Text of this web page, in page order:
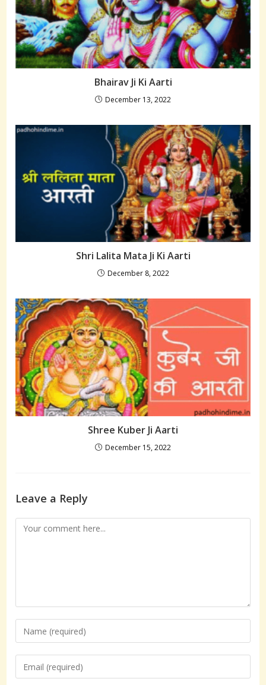
Bhairav Ji Ki Aarti
December 13, 2022
Shri Lalita Mata Ji Ki Aarti
December 8, 2022
Shree Kuber Ji Aarti
December 15, 2022
Leave a Reply
Comment
Enter
your
name
Enter
your